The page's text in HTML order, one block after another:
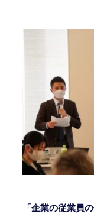
「企業の従業員